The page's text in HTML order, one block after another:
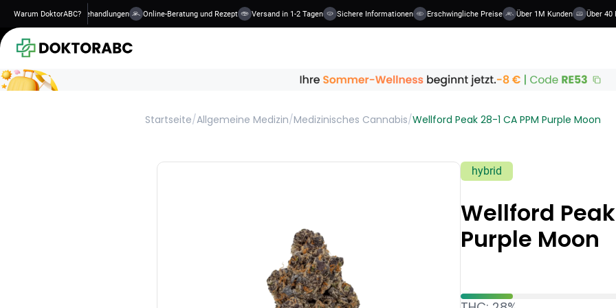
Warum DoktorABC?
Diskrete, qualifizierte Behandlungen Online-Beratung und Rezept Versand in 1-2 Tagen Sichere Informationen Erschwingliche Preise Über 1M Kunden Über 40
Startseite/Allgemeine Medizin/Medizinisches Cannabis/Wellford Peak 28-1 CA PPM Purple Moon
hybrid
Wellford Peak
Purple Moon